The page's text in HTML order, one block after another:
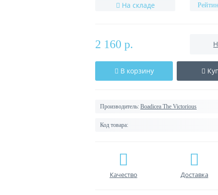
На складе
2 160 р.
В корзину
Производитель: Boadicea The Victorious
Код товара:
Качество Доставка